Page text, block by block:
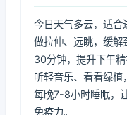
今日天气多云，适合
做拉伸、远眺，缓
30分钟，提升下午
听轻音乐、看看绿
每晚7-8小时睡眠，
免疫力。